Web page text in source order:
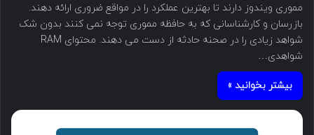
مموری ویندوز دارند تا بهترین عملکرد را در مواقع ضروری ارائه دهند.
بازرسان و کارشناسانی که به حافظه مموری توجه نمی کنند بدون شک
شواهد زیادی را در صحنه حادثه از دست می دهند. محتوای RAM
شواهدی…
بیشتر بخوانید »